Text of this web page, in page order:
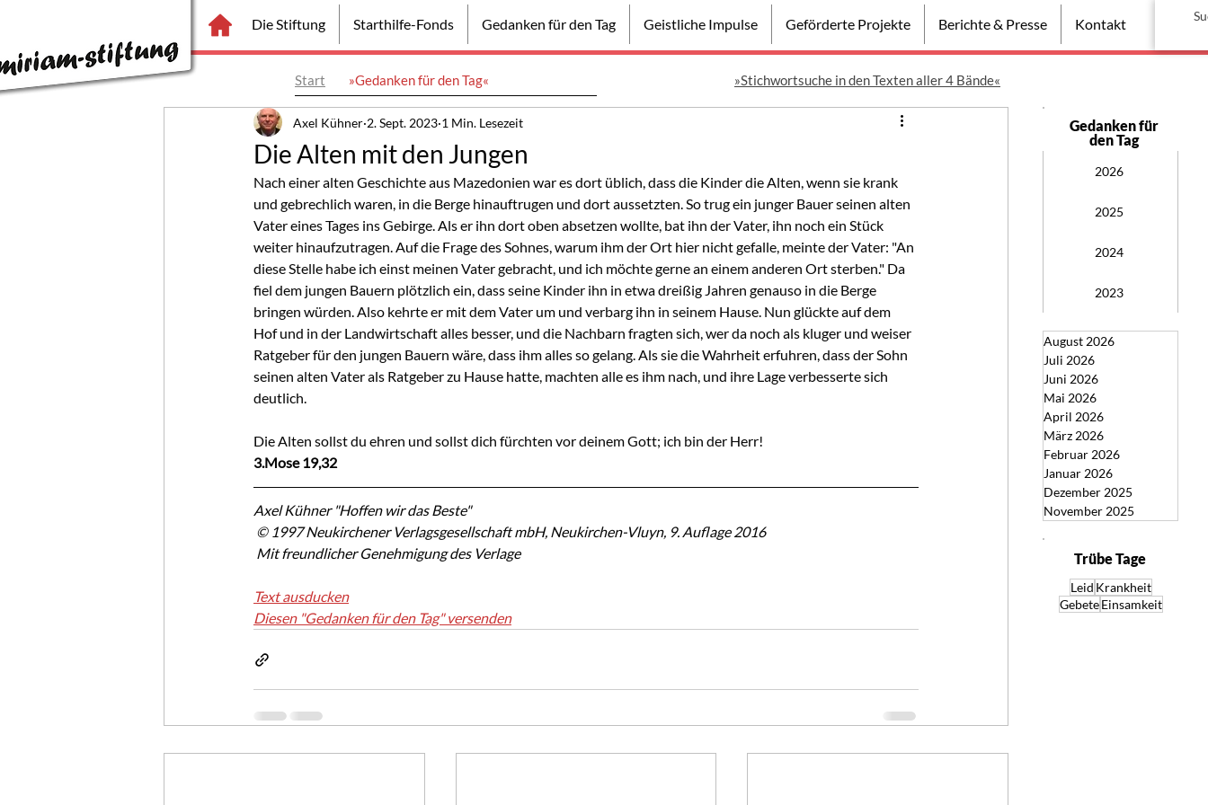
Die Stiftung Starthilfe-Fonds Gedanken für den Tag Geistliche Impulse Geförderte Projekte Berichte & Presse Kontakt
Start »Gedanken für den Tag«
Die Alten mit den Jungen
Axel Kühner 2. Sept. 2023 1 Min. Lesezeit
Nach einer alten Geschichte aus Mazedonien war es dort üblich, dass die Kinder die Alten, wenn sie krank
und gebrechlich waren, in die Berge hinauftrugen und dort aussetzten. So trug ein junger Bauer seinen alten
Vater eines Tages ins Gebirge. Als er ihn dort oben absetzen wollte, bat ihn der Vater, ihn noch ein Stück
weiter hinaufzutragen. Auf die Frage des Sohnes, warum ihm der Ort hier nicht gefalle, meinte der Vater: "An
diese Stelle habe ich einst meinen Vater gebracht, und ich möchte gerne an einem anderen Ort sterben." Da
fiel dem jungen Bauern plötzlich ein, dass seine Kinder ihn in etwa dreißig Jahren genauso in die Berge
bringen würden. Also kehrte er mit dem Vater um und verbarg ihn in seinem Hause. Nun glückte auf dem
Hof und in der Landwirtschaft alles besser, und die Nachbarn fragten sich, wer da noch als kluger und weiser
Ratgeber für den jungen Bauern wäre, dass ihm alles so gelang. Als sie die Wahrheit erfuhren, dass der Sohn
seinen alten Vater als Ratgeber zu Hause hatte, machten alle es ihm nach, und ihre Lage verbesserte sich
deutlich.
Die Alten sollst du ehren und sollst dich fürchten vor deinem Gott; ich bin der Herr!
3.Mose 19,32
Axel Kühner "Hoffen wir das Beste"
© 1997 Neukirchener Verlagsgesellschaft mbH, Neukirchen-Vluyn, 9. Auflage 2016
Mit freundlicher Genehmigung des Verlage
Text ausducken
Diesen "Gedanken für den Tag" versenden
Gedanken für
den Tag
2026
2025
2024
2023
August 2026
Juli 2026
Juni 2026
Mai 2026
April 2026
März 2026
Februar 2026
Januar 2026
Dezember 2025
November 2025
»Stichwortsuche in den Texten aller 4 Bände«
Trübe Tage
Leid Krankheit
Gebete Einsamkeit